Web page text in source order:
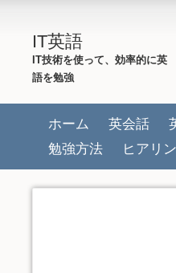
IT英語
IT技術を使って、効率的に英
語を勉強
ホーム 英会話
勉強方法
ヒアリ